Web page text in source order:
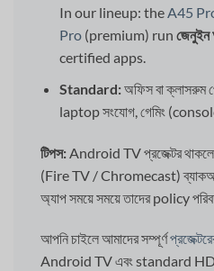
In our lineup: theA45
Pro(premium) run জেনুইন
certified apps.
Standard:অফিস বা ক্লাসরুম
laptop সংযোগ, গেমিং
টিপস: Android TV প্রজেক্টর
(Fire TV / Chromecast) ব্যাকআপ
অ্যাপ সময়ে সময়ে তাদের policy
আপনি চাইলে আমাদের সম্পূর্ণ
Android TV এবং standard